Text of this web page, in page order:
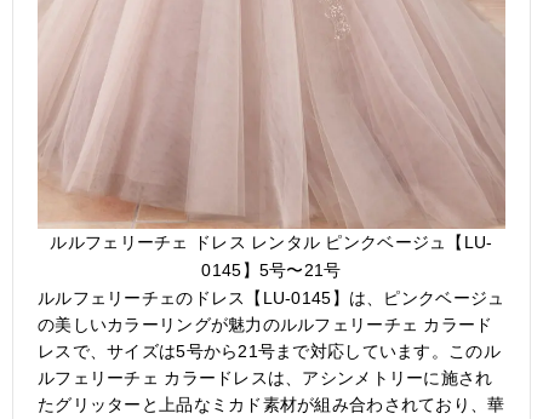
ルルフェリーチェ ドレス レンタル ピンクベージュ【LU-
0145】5号〜21号
ルルフェリーチェのドレス【LU-0145】は、ピンクベージュ
の美しいカラーリングが魅力のルルフェリーチェ カラード
レスで、サイズは5号から21号まで対応しています。このル
ルフェリーチェ カラードレスは、アシンメトリーに施され
たグリッターと上品なミカド素材が組み合わされており、華